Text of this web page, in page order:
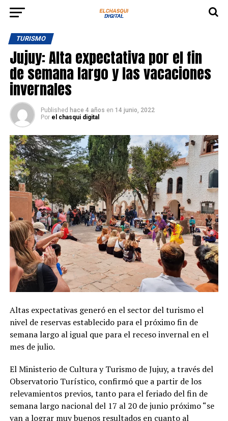
TURISMO
Jujuy: Alta expectativa por el fin
de semana largo y las vacaciones
invernales
Published hace 4 años en 14 junio, 2022
Por el chasqui digital
Altas expectativas generó en el sector del turismo el
nivel de reservas establecido para el próximo fin de
semana largo al igual que para el receso invernal en el
mes de julio.
El Ministerio de Cultura y Turismo de Jujuy, a través del
Observatorio Turístico, confirmó que a partir de los
relevamientos previos, tanto para el feriado del fin de
semana largo nacional del 17 al 20 de junio próximo “se
van a lograr muy buenos resultados en cuanto al